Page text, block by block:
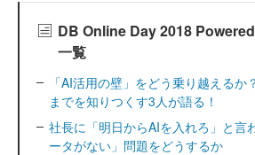
DB Online Day 2018
一覧
「AI活用の壁」をどう乗り越える
までを知りつくす3人が語る！
社長に「明日からAIを入れろ」と言
ータがない」問題をどうするか